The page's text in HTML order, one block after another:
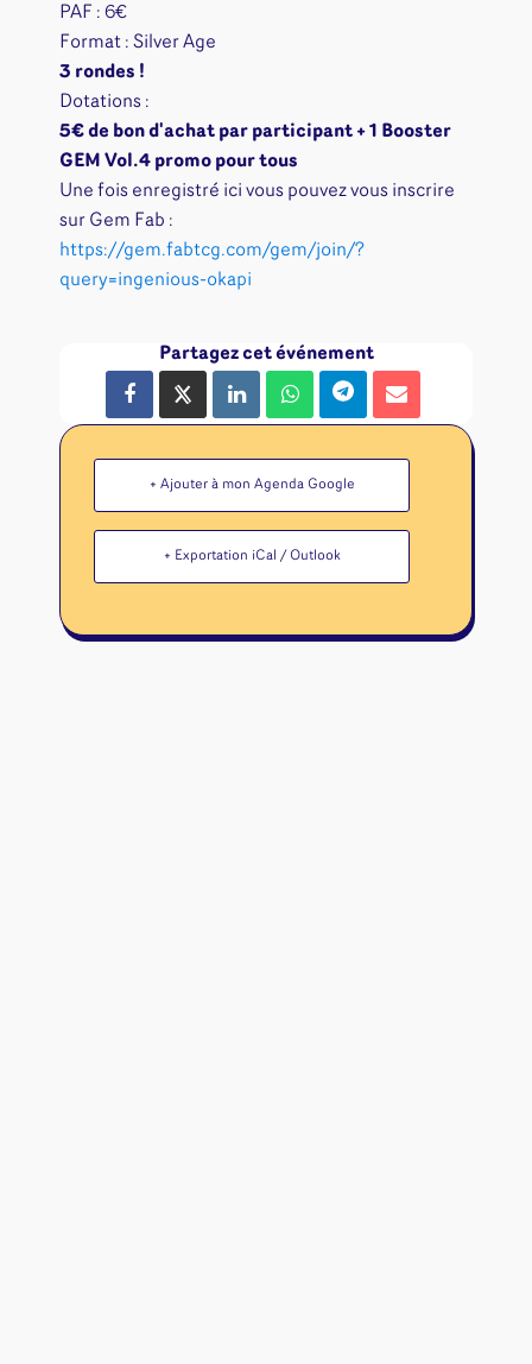
PAF : 6€
Format : Silver Age
3 rondes !
Dotations :
5€ de bon d'achat par participant + 1 Booster
GEM Vol.4 promo pour tous
Une fois enregistré ici vous pouvez vous inscrire
sur Gem Fab :
https://gem.fabtcg.com/gem/join/?
query=ingenious-okapi
Partagez cet événement
+ Ajouter à mon Agenda Google
+ Exportation iCal / Outlook